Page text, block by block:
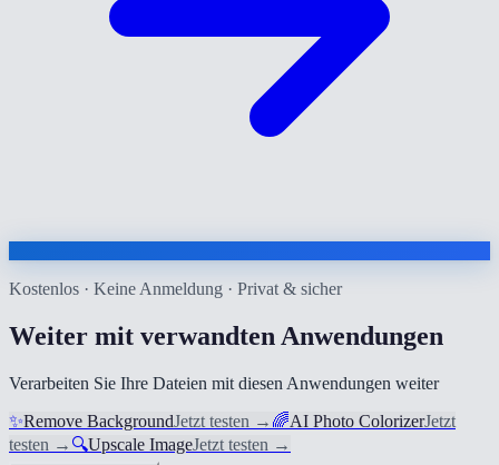
Kostenlos · Keine Anmeldung · Privat & sicher
Weiter mit verwandten Anwendungen
Verarbeiten Sie Ihre Dateien mit diesen Anwendungen weiter
✨Remove BackgroundJetzt testen → 🌈AI Photo ColorizerJetzt
testen → 🔍Upscale ImageJetzt testen →